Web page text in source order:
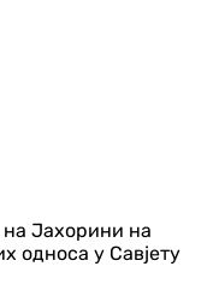
Јахорини на
односа у Савјету